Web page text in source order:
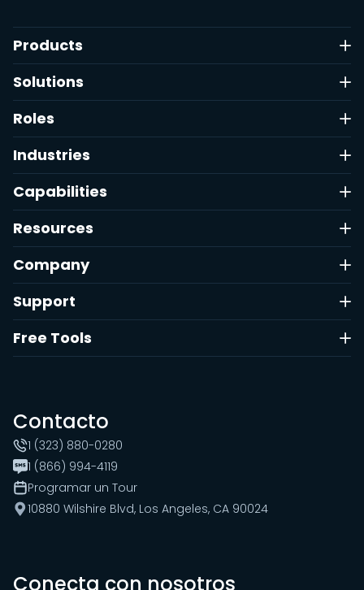
Products
Solutions
Roles
Industries
Capabilities
Resources
Company
Support
Free Tools
Contacto
1 (323) 880-0280
1 (866) 994-4119
Programar un Tour
10880 Wilshire Blvd, Los Angeles, CA 90024
Conecta con nosotros